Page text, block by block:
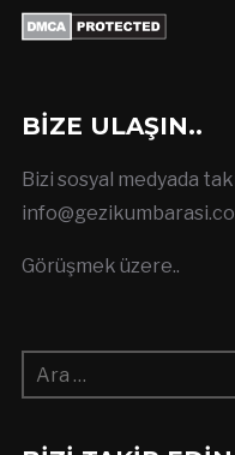
BIZE ULAŞIN..
Bizi sosyal medyada
Görüşmek üzere..
Arama: